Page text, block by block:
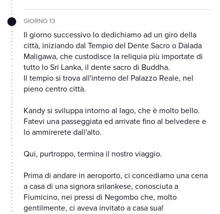
GIORNO 13
Il giorno successivo lo dedichiamo ad un giro della
città, iniziando dal Tempio del Dente Sacro o Dalada
Maligawa, che custodisce la reliquia più importate di
tutto lo Sri Lanka, il dente sacro di Buddha.
Il tempio si trova all'interno del Palazzo Reale, nel
pieno centro città.
Kandy si sviluppa intorno al lago, che è molto bello.
Fatevi una passeggiata ed arrivate fino al belvedere e
lo ammirerete dall'alto.
Qui, purtroppo, termina il nostro viaggio.
Prima di andare in aeroporto, ci concediamo una cena
a casa di una signora srilankese, conosciuta a
Fiumicino, nei pressi di Negombo che, molto
gentilmente, ci aveva invitato a casa sua!